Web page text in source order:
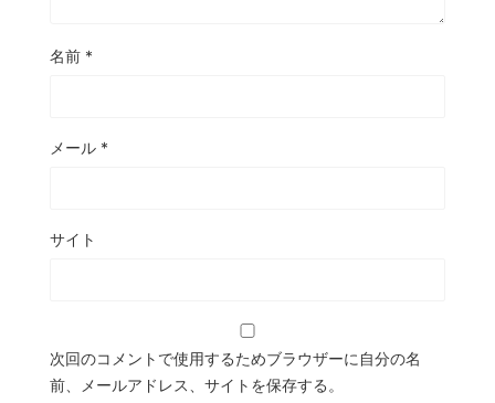
名前 *
メール *
サイト
次回のコメントで使用するためブラウザーに自分の名
前、メールアドレス、サイトを保存する。